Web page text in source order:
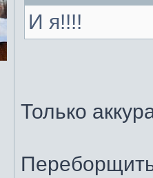
И я!!!!
Только